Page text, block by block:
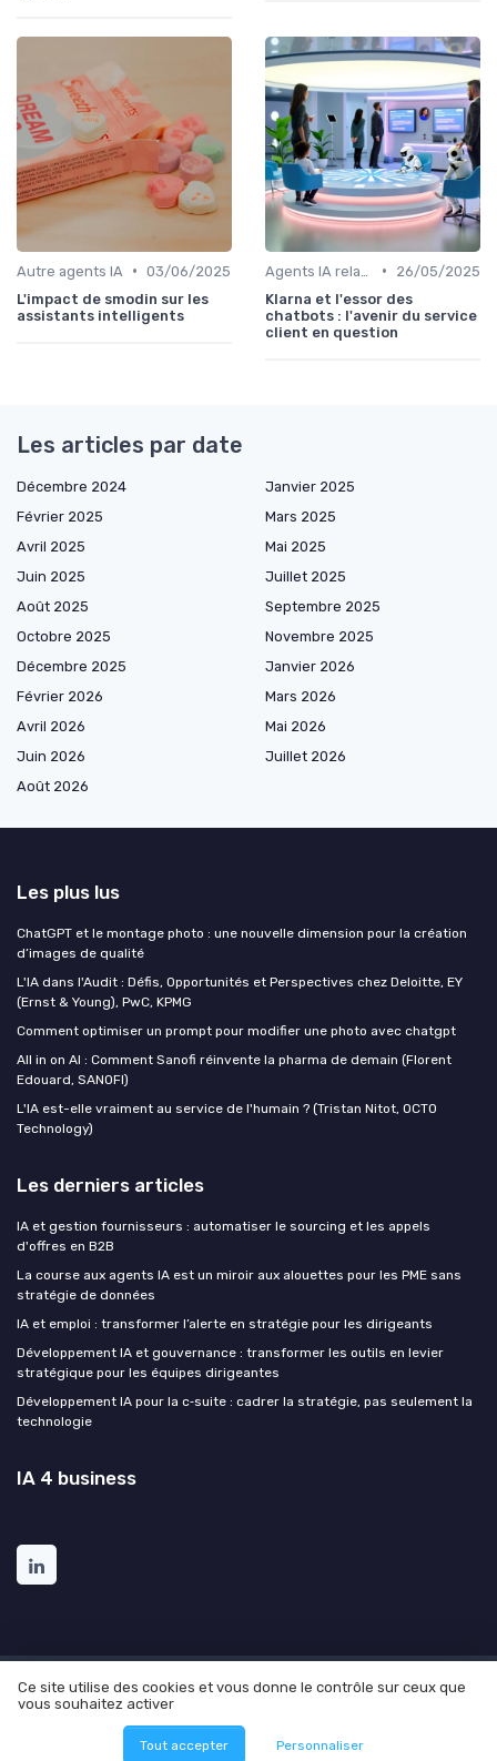
Autre agents IA • 03/06/2025
L'impact de smodin sur les
assistants intelligents
•
26/05/2025
Klarna et l'essor des
chatbots : l'avenir du service
client en question
Les articles par date
Décembre 2024
Janvier 2025
Février 2025
Mars 2025
Avril 2025
Mai 2025
Juin 2025
Juillet 2025
Août 2025
Septembre 2025
Octobre 2025
Novembre 2025
Décembre 2025
Janvier 2026
Février 2026
Mars 2026
Avril 2026
Mai 2026
Juin 2026
Juillet 2026
Août 2026
Les plus lus
ChatGPT et le montage photo : une nouvelle dimension pour la création
d’images de qualité
L'IA dans l'Audit : Défis, Opportunités et Perspectives chez Deloitte, EY
(Ernst & Young), PwC, KPMG
Comment optimiser un prompt pour modifier une photo avec chatgpt
All in on AI : Comment Sanofi réinvente la pharma de demain (Florent
Edouard, SANOFI)
L'IA est-elle vraiment au service de l'humain ? (Tristan Nitot, OCTO
Technology)
Les derniers articles
IA et gestion fournisseurs : automatiser le sourcing et les appels
d'offres en B2B
La course aux agents IA est un miroir aux alouettes pour les PME sans
stratégie de données
IA et emploi : transformer l’alerte en stratégie pour les dirigeants
Développement IA et gouvernance : transformer les outils en levier
stratégique pour les équipes dirigeantes
Développement IA pour la c‑suite : cadrer la stratégie, pas seulement la
technologie
IA 4 business
Mentions légales Politique de confidentialité
Grande
enquête sur l'utilisation de l'AI dans l'entreprise
© IA 4 business 2026
Ce site utilise des cookies et vous donne le contrôle sur ceux que
vous souhaitez activer
Tout accepter Personnaliser